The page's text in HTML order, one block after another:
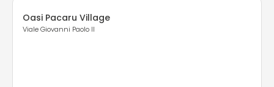
Oasi Pacaru Village
Viale Giovanni Paolo II